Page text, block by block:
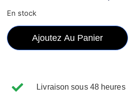
En stock
Ajoutez Au Panier
Livraison sous 48 heures